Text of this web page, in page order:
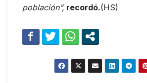
población”, recordó.(HS)